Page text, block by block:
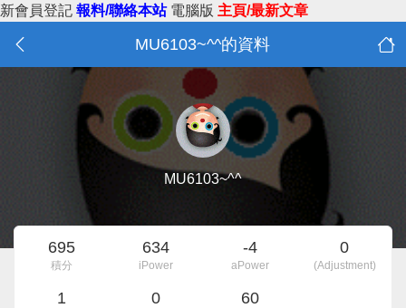
新會員登記 報料/聯絡本站 電腦版 主頁/最新文章
MU6103~^^的資料
MU6103~^^
695
積分
634
iPower
-4
aPower
0
(Adjustment)
1 0 60